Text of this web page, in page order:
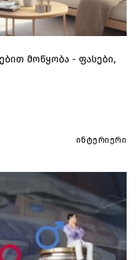
მოწყობა - ფასები,
ინტერიერი